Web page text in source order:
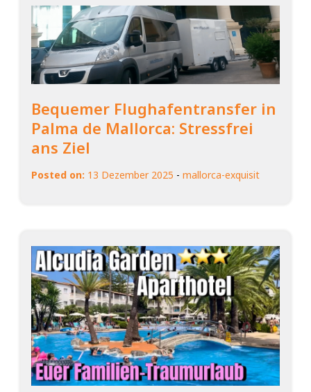
Bequemer Flughafentransfer in
Palma de Mallorca: Stressfrei
ans Ziel
Posted on: 13 Dezember 2025 - mallorca-exquisit